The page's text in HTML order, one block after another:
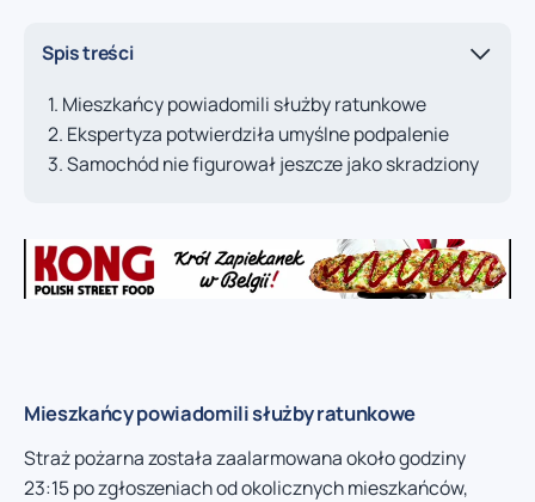
Spis treści
Mieszkańcy powiadomili służby ratunkowe
Ekspertyza potwierdziła umyślne podpalenie
Samochód nie figurował jeszcze jako skradziony
Mieszkańcy powiadomili służby ratunkowe
Straż pożarna została zaalarmowana około godziny
23:15 po zgłoszeniach od okolicznych mieszkańców,